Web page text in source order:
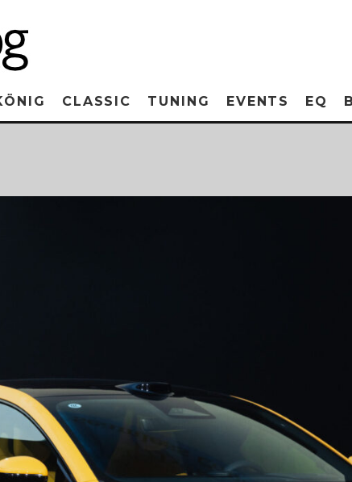
CLASSIC TUNING EVENTS EQ